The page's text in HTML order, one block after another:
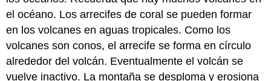
el océano. Los arrecifes de coral se pueden formar
en los volcanes en aguas tropicales. Como los
volcanes son conos, el arrecife se forma en círculo
alrededor del volcán. Eventualmente el volcán se
vuelve inactivo. La montaña se desploma y erosiona